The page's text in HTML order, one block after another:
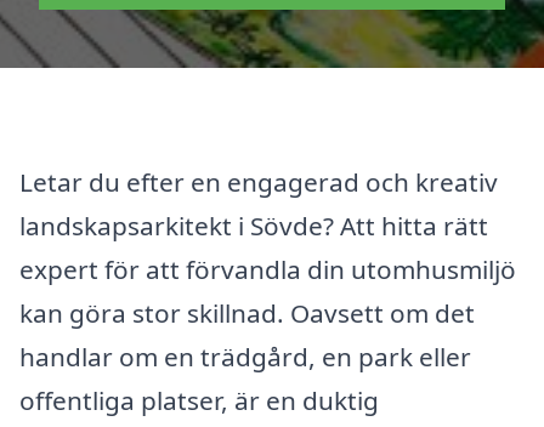
Letar du efter en engagerad och kreativ
landskapsarkitekt i Sövde? Att hitta rätt
expert för att förvandla din utomhusmiljö
kan göra stor skillnad. Oavsett om det
handlar om en trädgård, en park eller
offentliga platser, är en duktig